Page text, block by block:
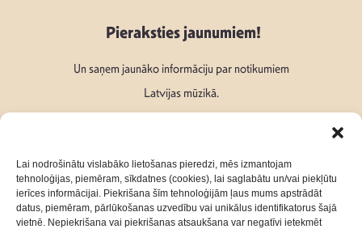
Lai nodrošinātu vislabāko lietošanas pieredzi, mēs izmantojam
tehnoloģijas, piemēram, sīkdatnes (cookies), lai saglabātu un/vai piekļūtu
ierīces informācijai. Piekrišana šīm tehnoloģijām ļaus mums apstrādāt
datus, piemēram, pārlūkošanas uzvedību vai unikālus identifikatorus šajā
vietnē. Nepiekrišana vai piekrišanas atsaukšana var negatīvi ietekmēt
Pieraksties jaunumiem!
Un saņem jaunāko informāciju par notikumiem
Latvijas mūzikā.
Seko mums: